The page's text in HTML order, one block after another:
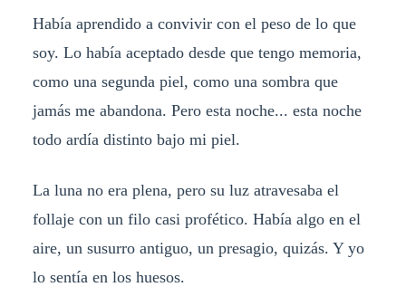
Había aprendido a convivir con el peso de lo que
soy. Lo había aceptado desde que tengo memoria,
como una segunda piel, como una sombra que
jamás me abandona. Pero esta noche... esta noche
todo ardía distinto bajo mi piel.
La luna no era plena, pero su luz atravesaba el
follaje con un filo casi profético. Había algo en el
aire, un susurro antiguo, un presagio, quizás. Y yo
lo sentía en los huesos.